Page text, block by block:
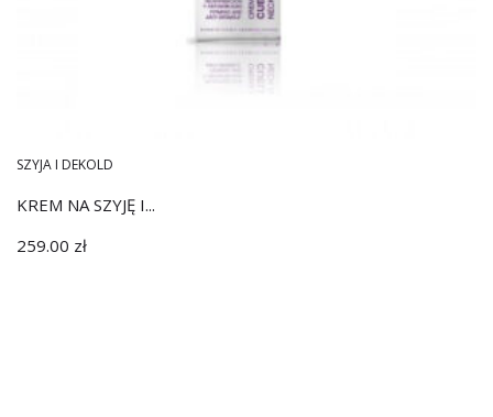
SZYJA I DEKOLD
KREM NA SZYJĘ I...
259.00 zł